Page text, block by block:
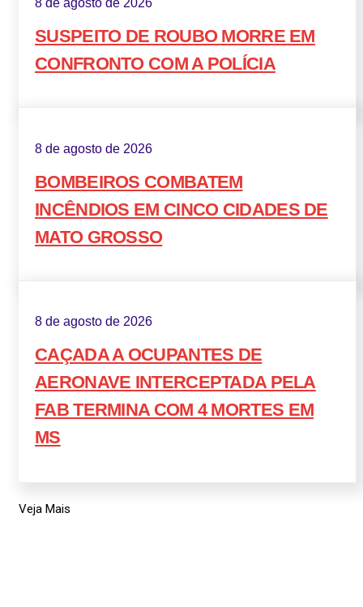
8 de agosto de 2026
SUSPEITO DE ROUBO MORRE EM
CONFRONTO COM A POLÍCIA
8 de agosto de 2026
BOMBEIROS COMBATEM
INCÊNDIOS EM CINCO CIDADES DE
MATO GROSSO
8 de agosto de 2026
CAÇADA A OCUPANTES DE
AERONAVE INTERCEPTADA PELA
FAB TERMINA COM 4 MORTES EM
MS
Veja Mais